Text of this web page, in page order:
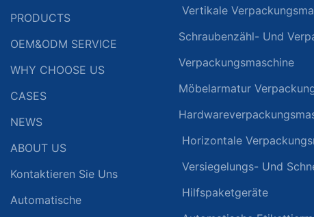
PRODUCTS
OEM&ODM SERVICE
WHY CHOOSE US
CASES
NEWS
ABOUT US
Kontaktieren Sie Uns
Automatische
Vertikale
Schraubenzähl- Und
Verpackungsmaschine
Möbelarmatur
Horizontale
Versiegelungs- Und
Hilfspaketgeräte